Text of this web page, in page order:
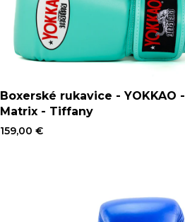
Boxerské rukavice - YOKKAO -
Matrix - Tiffany
159,00 €